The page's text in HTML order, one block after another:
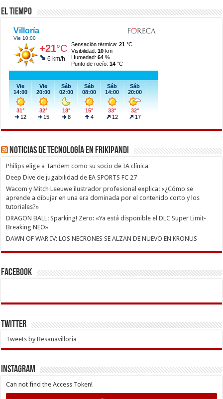
El Tiempo
Noticias de Tecnología en Frikipandi
Philips elige a Tandem como su socio de IA clínica
Deep Dive de jugabilidad de EA SPORTS FC 27
Wacom y Mitch Leeuwe ilustrador profesional explica: «¿Cómo se
aprende a dibujar en una era dominada por el contenido corto y los
tutoriales?»
DRAGON BALL: Sparking! Zero: «Ya está disponible el DLC Super Limit-
Breaking NEO»
DAWN OF WAR IV: LOS NECRONES SE ALZAN DE NUEVO EN KRONUS
Facebook
Twitter
Tweets by Besanavilloria
INSTAGRAM
Can not find the Access Token!